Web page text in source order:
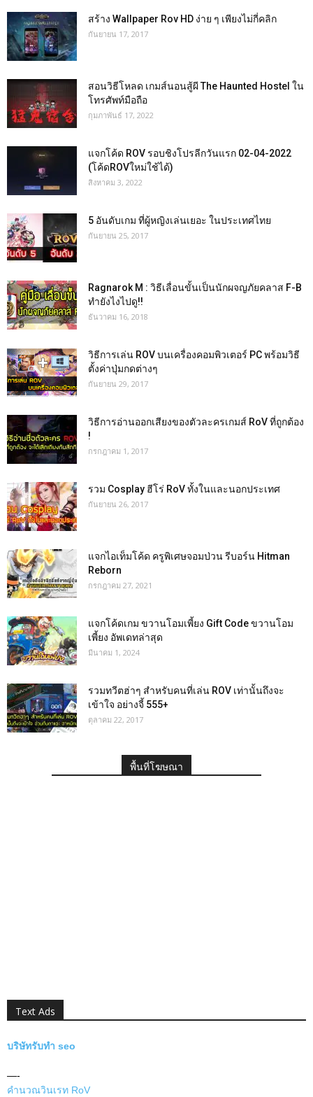
สร้าง Wallpaper Rov HD ง่าย ๆ เพียงไม่กี่คลิก
กันยายน 17, 2017
สอนวิธีโหลด เกมส์นอนสู้ผี The Haunted Hostel ใน
โทรศัพท์มือถือ
กุมภาพันธ์ 17, 2022
แจกโค้ด ROV รอบชิงโปรลีกวันแรก 02-04-2022
(โค้ดROVใหม่ใช้ได้)
สิงหาคม 3, 2022
5 อันดับเกม ที่ผู้หญิงเล่นเยอะ ในประเทศไทย
กันยายน 25, 2017
Ragnarok M : วิธีเลื่อนขั้นเป็นนักผจญภัยคลาส F-B
ทำยังไงไปดู!!
ธันวาคม 16, 2018
วิธีการเล่น ROV บนเครื่องคอมพิวเตอร์ PC พร้อมวิธี
ตั้งค่าปุ่มกดต่างๆ
กันยายน 29, 2017
วิธีการอ่านออกเสียงของตัวละครเกมส์ RoV ที่ถูกต้อง
!
กรกฎาคม 1, 2017
รวม Cosplay ฮีโร่ RoV ทั้งในและนอกประเทศ
กันยายน 26, 2017
แจกไอเท็มโค้ด ครูพิเศษจอมป่วน รีบอร์น Hitman
Reborn
กรกฎาคม 27, 2021
แจกโค้ดเกม ขวานโอมเพี้ยง Gift Code ขวานโอม
เพี้ยง อัพเดทล่าสุด
มีนาคม 1, 2024
รวมทวีตฮ่าๆ สำหรับคนที่เล่น ROV เท่านั้นถึงจะ
เข้าใจ อย่างจี้ 555+
ตุลาคม 22, 2017
พื้นที่โฆษณา
Text Ads
บริษัทรับทำ seo
—-
คำนวณวินเรท RoV